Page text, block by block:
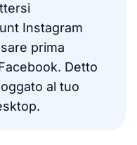
Instagram
prima
Detto
al tuo